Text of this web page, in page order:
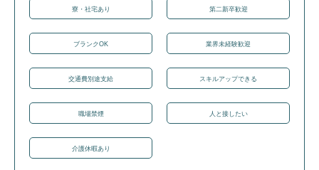
寮・社宅あり 第二新卒歓迎
ブランクOK 業界未経験歓迎
交通費別途支給 スキルアップできる
職場禁煙 人と接したい
介護休暇あり